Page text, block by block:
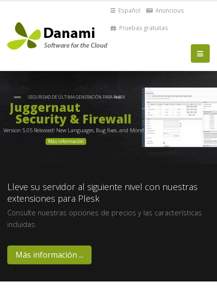
Español Anuncious
Pruebas gratuitas
SEGURIDAD DE ÚLTIMA GENERACIÓN PARA PLESK
Juggernaut
Security & Firewall
Version 5.05 Released! New Languages, Bug fixes, and More!
Más información
Lleve su servidor al siguiente nivel con nuestras
extensiones para Plesk
Consulte nuestras opciones de precios y las características
incluidas.
Más información ...